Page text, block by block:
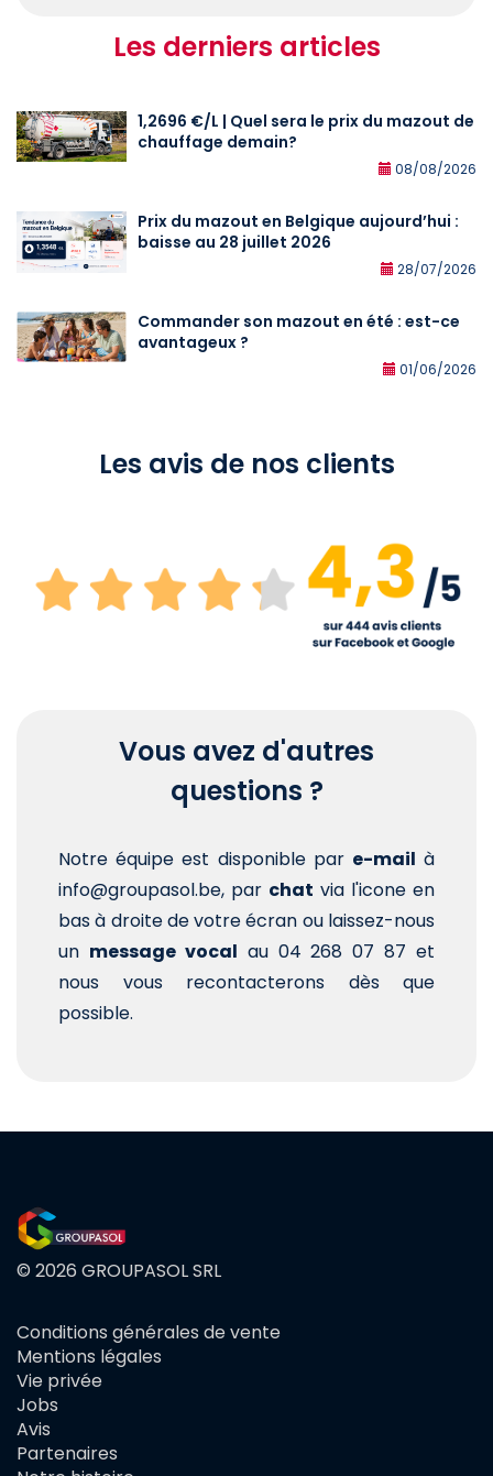
Les derniers articles
1,2696 €/L | Quel sera le prix du mazout de
chauffage demain?
08/08/2026
Prix du mazout en Belgique aujourd’hui :
baisse au 28 juillet 2026
28/07/2026
Commander son mazout en été : est-ce
avantageux ?
01/06/2026
Les avis de nos clients
Vous avez d'autres
questions ?
Notre équipe est disponible par e-mail à
info@groupasol.be, par chat via l'icone en
bas à droite de votre écran ou laissez-nous
un message vocal au 04 268 07 87 et
nous vous recontacterons dès que
possible.
© 2026 GROUPASOL SRL
FOOTER
MENU
Conditions générales de vente
Mentions légales
Vie privée
Jobs
Avis
Partenaires